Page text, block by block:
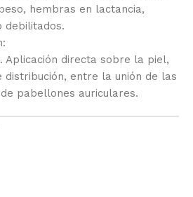
hembras en lactancia,
debilitados.
Aplicación directa sobre la piel,
distribución, entre la unión de las
pabellones auriculares.